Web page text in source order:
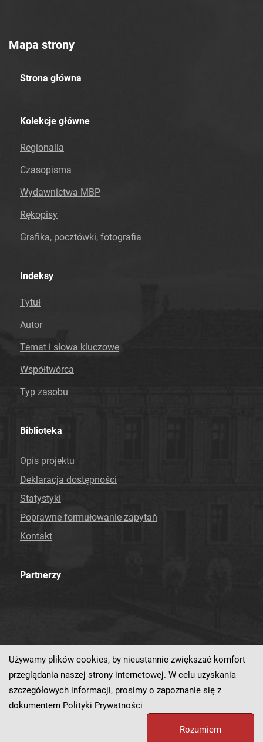
Mapa strony
Strona główna
Kolekcje główne
Regionalia
Czasopisma
Wydawnictwa MBP
Rękopisy
Grafika, pocztówki, fotografia
Indeksy
Tytuł
Autor
Temat i słowa kluczowe
Współtwórca
Typ zasobu
Biblioteka
Opis projektu
Deklaracja dostępności
Statystyki
Poprawne formułowanie zapytań
Kontakt
Partnerzy
Odwiedź nas!
Używamy plików cookies, by nieustannie zwiększać komfort
przeglądania naszej strony internetowej. W celu uzyskania
szczegółowych informacji, prosimy o zapoznanie się z
dokumentem Polityki Prywatności
Rozumiem